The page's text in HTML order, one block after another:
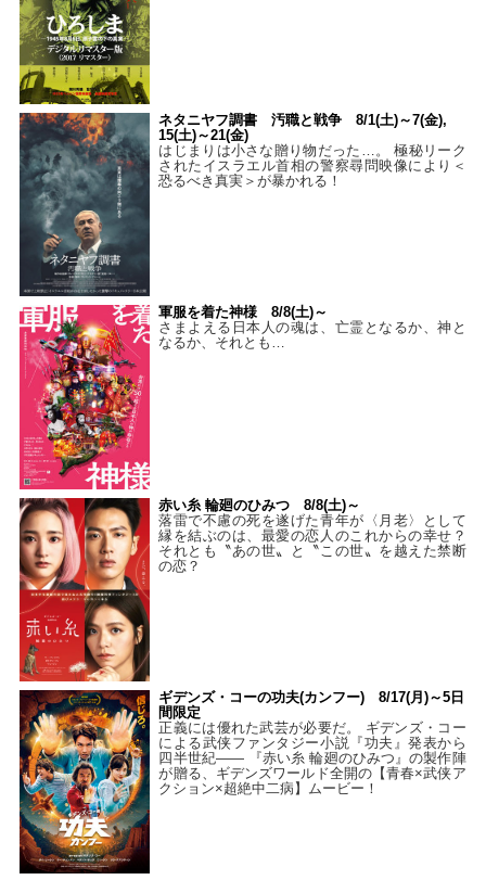
ネタニヤフ調書 汚職と戦争 8/1(土)～7(金),
15(土)～21(金)
はじまりは小さな贈り物だった…。 極秘リーク
されたイスラエル首相の警察尋問映像により＜
恐るべき真実＞が暴かれる！
軍服を着た神様 8/8(土)～
さまよえる日本人の魂は、亡霊となるか、神と
なるか、それとも…
赤い糸 輪廻のひみつ 8/8(土)～
落雷で不慮の死を遂げた青年が〈月老〉として
縁を結ぶのは、最愛の恋人のこれからの幸せ？
それとも〝あの世〟と〝この世〟を越えた禁断
の恋？
ギデンズ・コーの功夫(カンフー) 8/17(月)～5日
間限定
正義には優れた武芸が必要だ。 ギデンズ・コー
による武侠ファンタジー小説『功夫』発表から
四半世紀―― 『赤い糸 輪廻のひみつ』の製作陣
が贈る、ギデンズワールド全開の【青春×武侠ア
クション×超絶中二病】ムービー！